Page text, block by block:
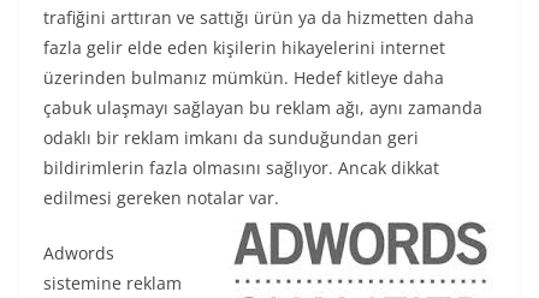
trafiğini arttıran ve sattığı ürün ya da hizmetten daha
fazla gelir elde eden kişilerin hikayelerini internet
üzerinden bulmanız mümkün. Hedef kitleye daha
çabuk ulaşmayı sağlayan bu reklam ağı, aynı zamanda
odaklı bir reklam imkanı da sunduğundan geri
bildirimlerin fazla olmasını sağlıyor. Ancak dikkat
edilmesi gereken notalar var.
Adwords
sistemine reklam